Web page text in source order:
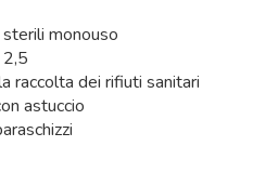
monouso
raccolta dei rifiuti sanitari
astuccio